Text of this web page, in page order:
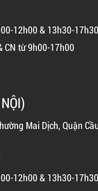
12h00 & 13h30-
CN từ 9h00-17h00
Mai Dịch, Quận
12h00 & 13h30-